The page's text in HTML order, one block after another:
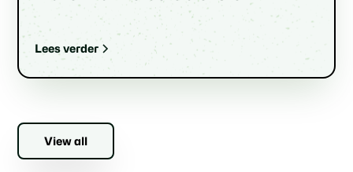
Lees verder
View all